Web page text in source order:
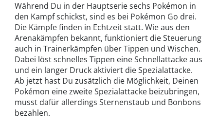
Während Du in der Hauptserie sechs Pokémon in
den Kampf schickst, sind es bei Pokémon Go drei.
Die Kämpfe finden in Echtzeit statt. Wie aus den
Arenakämpfen bekannt, funktioniert die Steuerung
auch in Trainerkämpfen über Tippen und Wischen.
Dabei löst schnelles Tippen eine Schnellattacke aus
und ein langer Druck aktiviert die Spezialattacke.
Ab jetzt hast Du zusätzlich die Möglichkeit, Deinen
Pokémon eine zweite Spezialattacke beizubringen,
musst dafür allerdings Sternenstaub und Bonbons
bezahlen.